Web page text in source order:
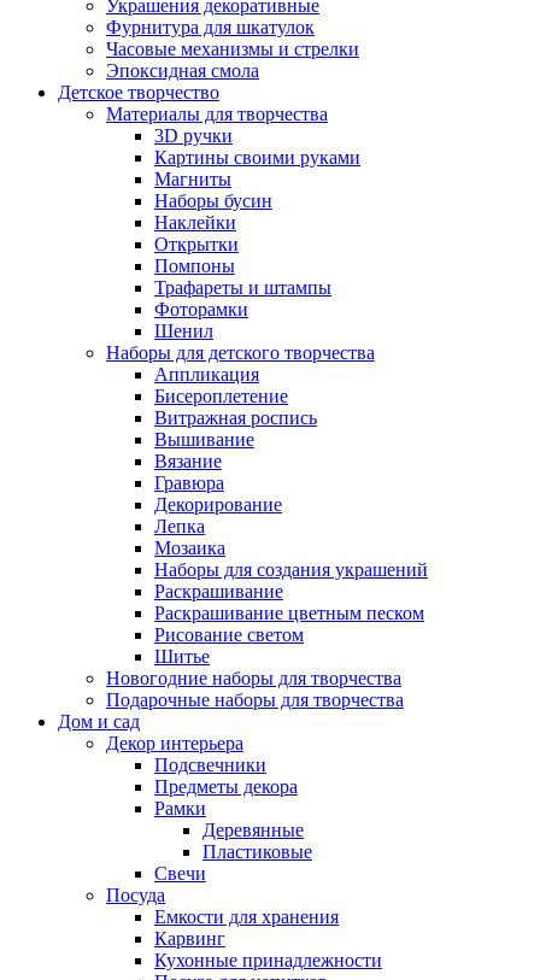
Украшения декоративные
Фурнитура для шкатулок
Часовые механизмы и стрелки
Эпоксидная смола
Детское творчество
Материалы для творчества
3D ручки
Картины своими руками
Магниты
Наборы бусин
Наклейки
Открытки
Помпоны
Трафареты и штампы
Фоторамки
Шенил
Наборы для детского творчества
Аппликация
Бисероплетение
Витражная роспись
Вышивание
Вязание
Гравюра
Декорирование
Лепка
Мозаика
Наборы для создания украшений
Раскрашивание
Раскрашивание цветным песком
Рисование светом
Шитье
Новогодние наборы для творчества
Подарочные наборы для творчества
Дом и сад
Декор интерьера
Подсвечники
Предметы декора
Рамки
Деревянные
Пластиковые
Свечи
Посуда
Емкости для хранения
Карвинг
Кухонные принадлежности